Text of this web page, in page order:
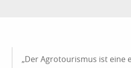
„Der Agrotourismus ist eine